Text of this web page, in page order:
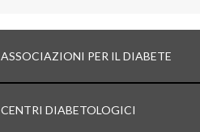
ASSOCIAZIONI PER IL DIABETE
CENTRI DIABETOLOGICI